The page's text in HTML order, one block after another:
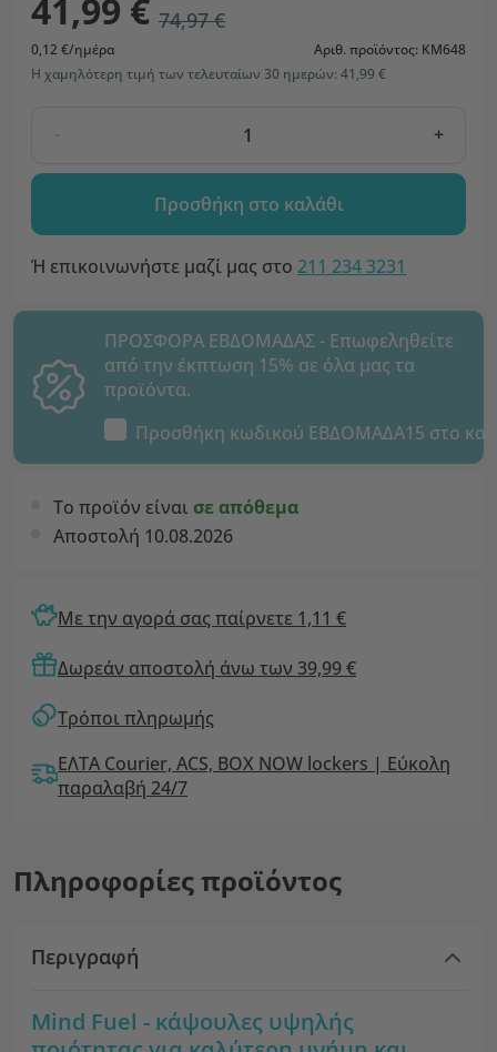
41,99 € 74,97 €
0,12 €/ημέρα
Αριθ. προϊόντος: KM648
Η χαμηλότερη τιμή των τελευταίων 30 ημερών: 41,99 €
- +
Προσθήκη στο καλάθι
Ή επικοινωνήστε μαζί μας στο 211 234 3231
ΠΡΟΣΦΟΡΑ ΕΒΔΟΜΑΔΑΣ - Επωφεληθείτε
από την έκπτωση 15% σε όλα μας τα
προϊόντα.
Προσθήκη κωδικού ΕΒΔΟΜΑΔΑ15 στο
Το προϊόν είναι σε απόθεμα
Αποστολή 10.08.2026
Με την αγορά σας παίρνετε 1,11 €
Δωρεάν αποστολή άνω των 39,99 €
Τρόποι πληρωμής
ΕΛΤΑ Courier, ACS, BOX NOW lockers | Εύκολη
παραλαβή 24/7
Πληροφορίες προϊόντος
Περιγραφή
Mind Fuel - κάψουλες υψηλής